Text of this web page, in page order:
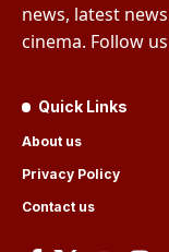
news, latest
cinema. Follow
Quick Links
About us
Privacy Policy
Contact us